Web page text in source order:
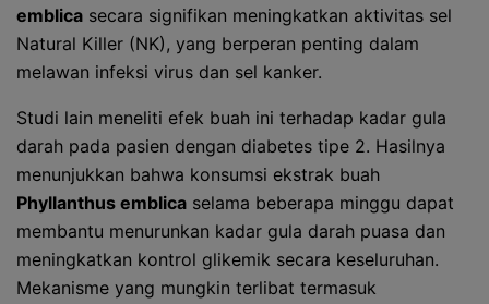
emblica secara signifikan meningkatkan aktivitas sel
Natural Killer (NK), yang berperan penting dalam
melawan infeksi virus dan sel kanker.
Studi lain meneliti efek buah ini terhadap kadar gula
darah pada pasien dengan diabetes tipe 2. Hasilnya
menunjukkan bahwa konsumsi ekstrak buah
Phyllanthus emblica selama beberapa minggu dapat
membantu menurunkan kadar gula darah puasa dan
meningkatkan kontrol glikemik secara keseluruhan.
Mekanisme yang mungkin terlibat termasuk